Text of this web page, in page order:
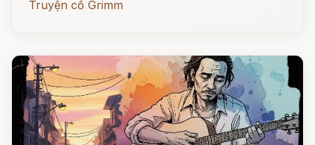
Truyện cổ Grimm